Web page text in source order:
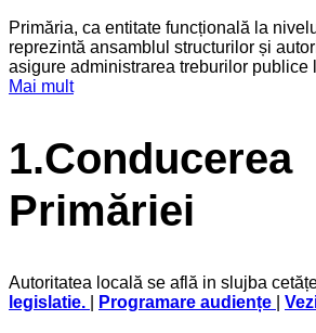
Primăria, ca entitate funcțională la
reprezintă ansamblul structurilor și
asigure administrarea treburilor publice
Mai mult
1.Conducerea
Primăriei
Autoritatea locală se află in slujba
legislatie. Programare audiențe